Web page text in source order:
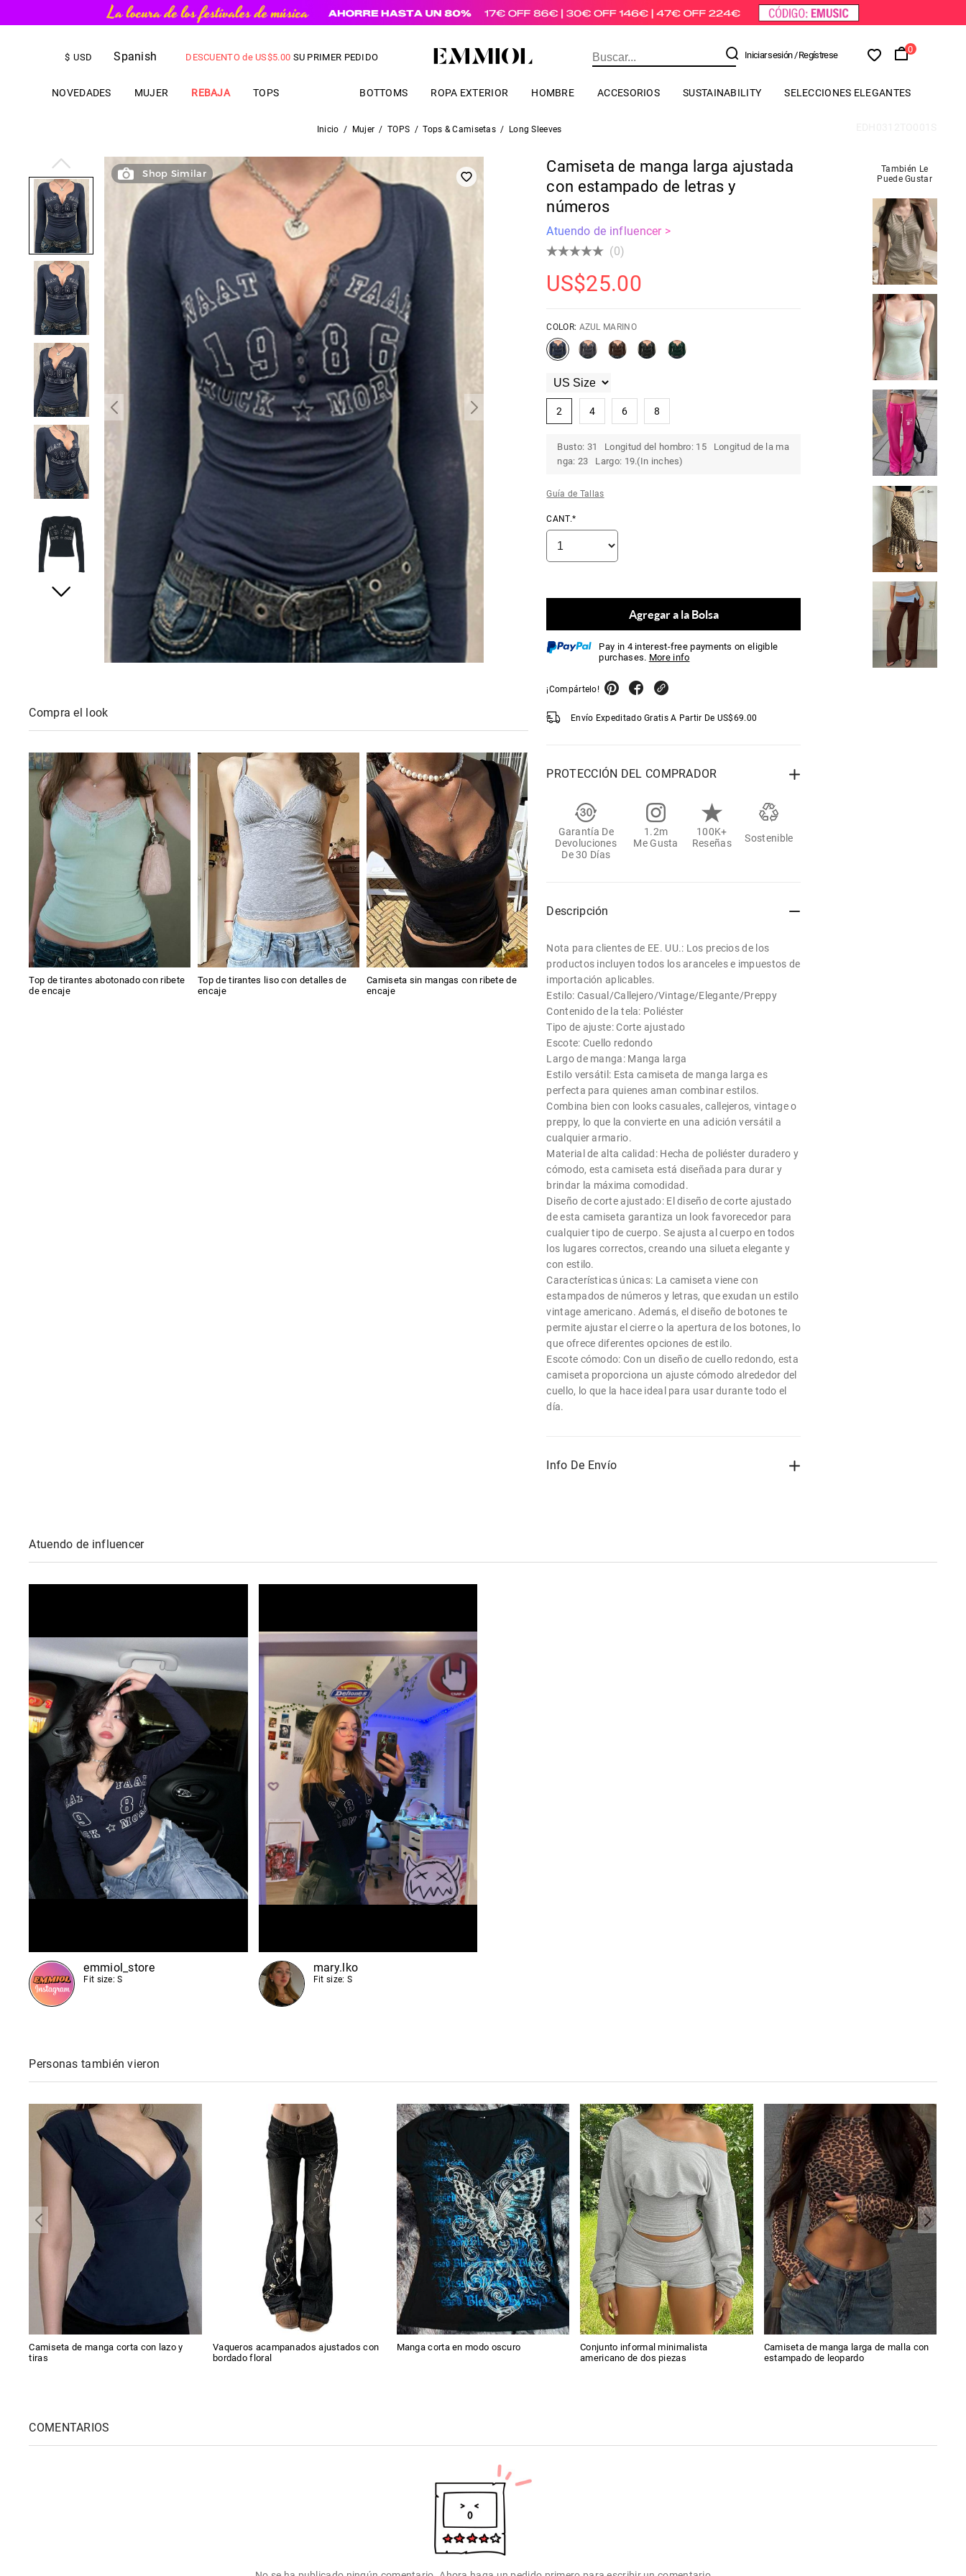
$ USD Spanish
DESCUENTO de US$5.00 SU PRIMER PEDIDO Iniciar sesión/ Regístrese
0
NOVEDADES MUJER REBAJA TOPS BOTTOMS ROPA EXTERIOR HOMBRE ACCESORIOS SUSTAINABILITY SELECCIONES ELEGANTES
Inicio / Mujer / TOPS / Tops & Camisetas / Long Sleeves
Shop Similar
Compra el look
Top de tirantes abotonado con ribete
de encaje
Top de tirantes liso con detalles de
encaje
Camiseta sin mangas con ribete de
encaje
Camiseta de manga larga ajustada
con estampado de letras y
números
Atuendo de influencer >
(0)
US$25.00
COLOR: AZUL MARINO
2 4 6 8
Busto: 31 Longitud del hombro: 15 Longitud de la ma
nga: 23 Largo: 19.(In inches)
Guía de Tallas
CANT.*
Agregar a la Bolsa
Pay in 4 interest-free payments on eligible
purchases. More info
¡Compártelo!
Envío Expeditado Gratis A Partir De US$69.00
PROTECCIÓN DEL COMPRADOR
Garantía De
Devoluciones
De 30 Días
1.2m
Me Gusta
100K+
Reseñas
Sostenible
Descripción
Nota para clientes de EE. UU.: Los precios de los
productos incluyen todos los aranceles e impuestos de
importación aplicables.
Estilo: Casual/Callejero/Vintage/Elegante/Preppy
Contenido de la tela: Poliéster
Tipo de ajuste: Corte ajustado
Escote: Cuello redondo
Largo de manga: Manga larga
Estilo versátil: Esta camiseta de manga larga es
perfecta para quienes aman combinar estilos.
Combina bien con looks casuales, callejeros, vintage o
preppy, lo que la convierte en una adición versátil a
cualquier armario.
Material de alta calidad: Hecha de poliéster duradero y
cómodo, esta camiseta está diseñada para durar y
brindar la máxima comodidad.
Diseño de corte ajustado: El diseño de corte ajustado
de esta camiseta garantiza un look favorecedor para
cualquier tipo de cuerpo. Se ajusta al cuerpo en todos
los lugares correctos, creando una silueta elegante y
con estilo.
Características únicas: La camiseta viene con
estampados de números y letras, que exudan un estilo
vintage americano. Además, el diseño de botones te
permite ajustar el cierre o la apertura de los botones, lo
que ofrece diferentes opciones de estilo.
Escote cómodo: Con un diseño de cuello redondo, esta
camiseta proporciona un ajuste cómodo alrededor del
cuello, lo que la hace ideal para usar durante todo el
día.
Info De Envío
También Le
Puede Gustar
Atuendo de influencer
emmiol_store
Fit size: S
mary.lko
Fit size: S
Personas también vieron
Camiseta de manga corta con lazo y
tiras
Vaqueros acampanados ajustados con
bordado floral
Manga corta en modo oscuro
Conjunto informal minimalista
americano de dos piezas
Camiseta de manga larga de malla con
estampado de leopardo
COMENTARIOS